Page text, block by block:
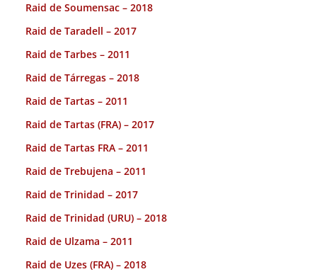
Raid de Soumensac – 2018
Raid de Taradell – 2017
Raid de Tarbes – 2011
Raid de Tárregas – 2018
Raid de Tartas – 2011
Raid de Tartas (FRA) – 2017
Raid de Tartas FRA – 2011
Raid de Trebujena – 2011
Raid de Trinidad – 2017
Raid de Trinidad (URU) – 2018
Raid de Ulzama – 2011
Raid de Uzes (FRA) – 2018